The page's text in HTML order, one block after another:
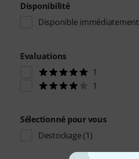
Disponibilité
Disponible immédiatement
Evaluations
1
1
Sélectionné pour vous
Destockage (1)